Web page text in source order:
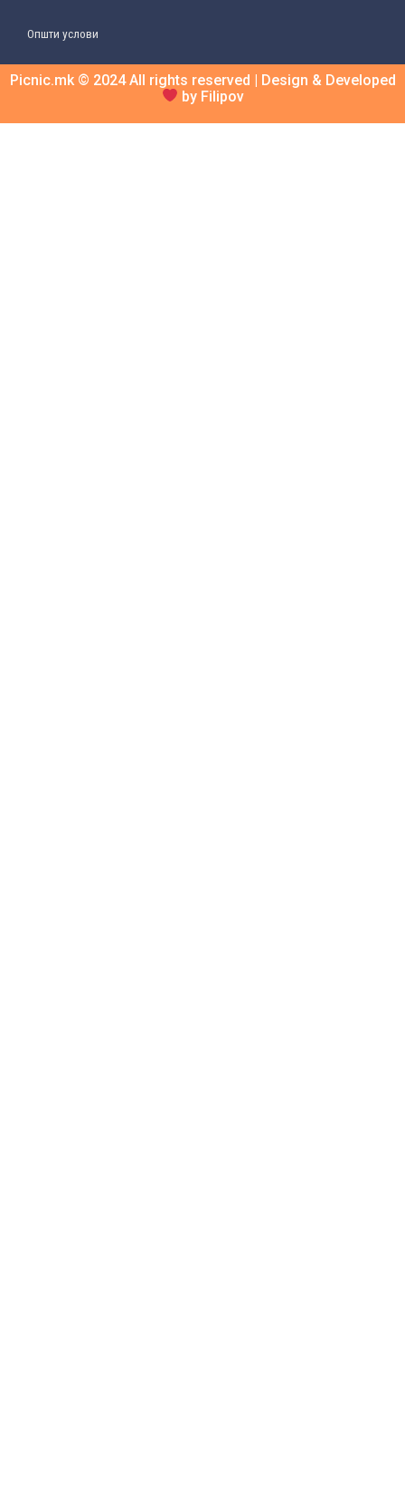
Општи услови
Picnic.mk © 2024 All rights reserved | Design & Developed
by Filipov